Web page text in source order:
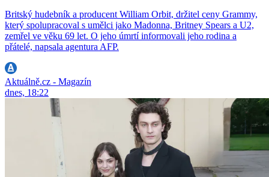
Britský hudebník a producent William Orbit, držitel ceny Grammy,
který spolupracoval s umělci jako Madonna, Britney Spears a U2,
zemřel ve věku 69 let. O jeho úmrtí informovali jeho rodina a
přátelé, napsala agentura AFP.
Aktuálně.cz - Magazín
dnes, 18:22